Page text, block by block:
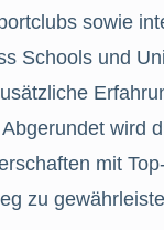
sowie
Schools und
wird
mit
zu